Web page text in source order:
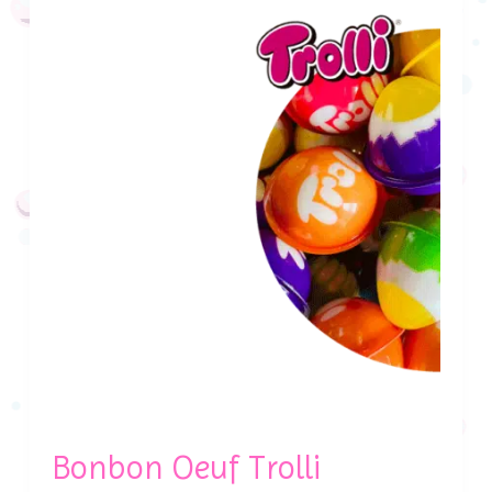
Bonbon Oeuf Trolli